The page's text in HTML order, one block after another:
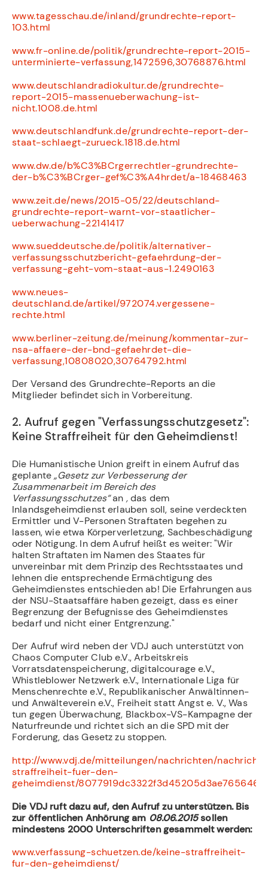
www.tagesschau.de/inland/grundrechte-report-
103.html
www.fr-online.de/politik/grundrechte-report-2015-
unterminierte-verfassung,1472596,30768876.html
www.deutschlandradiokultur.de/grundrechte-
report-2015-massenueberwachung-ist-
nicht.1008.de.html
www.deutschlandfunk.de/grundrechte-report-der-
staat-schlaegt-zurueck.1818.de.html
www.dw.de/b%C3%BCrgerrechtler-grundrechte-
der-b%C3%BCrger-gef%C3%A4hrdet/a-18468463
www.zeit.de/news/2015-05/22/deutschland-
grundrechte-report-warnt-vor-staatlicher-
ueberwachung-22141417
www.sueddeutsche.de/politik/alternativer-
verfassungsschutzbericht-gefaehrdung-der-
verfassung-geht-vom-staat-aus-1.2490163
www.neues-
deutschland.de/artikel/972074.vergessene-
rechte.html
www.berliner-zeitung.de/meinung/kommentar-zur-
nsa-affaere-der-bnd-gefaehrdet-die-
verfassung,10808020,30764792.html
Der Versand des Grundrechte-Reports an die
Mitglieder befindet sich in Vorbereitung.
2. Aufruf gegen "Verfassungsschutzgesetz":
Keine Straffreiheit für den Geheimdienst!
Die Humanistische Union greift in einem Aufruf das
geplante„Gesetz zur Verbesserung der
Zusammenarbeit im Bereich des
Verfassungsschutzes“an ,das dem
Inlandsgeheimdienst erlauben soll, seine verdeckten
Ermittler und V-Personen Straftaten begehen zu
lassen, wie etwa Körperverletzung, Sachbeschädigung
oder Nötigung. In dem Aufruf heißt es weiter: "Wir
halten Straftaten im Namen des Staates für
unvereinbar mit dem Prinzip des Rechtsstaates und
lehnen die entsprechende Ermächtigung des
Geheimdienstes entschieden ab! Die Erfahrungen aus
der NSU-Staatsaffäre haben gezeigt, dass es einer
Begrenzung der Befugnisse des Geheimdienstes
bedarf und nicht einer Entgrenzung."
Der Aufruf wird neben der VDJ auch unterstützt von
Chaos Computer Club e.V., Arbeitskreis
Vorratsdatenspeicherung, digitalcourage e.V.,
Whistleblower Netzwerk e.V., Internationale Liga für
Menschenrechte e.V., Republikanischer Anwältinnen-
und Anwälteverein e.V., Freiheit statt Angst e. V., Was
tun gegen Überwachung, Blackbox-VS-Kampagne der
Naturfreunde und richtet sich an die SPD mit der
Forderung, das Gesetz zu stoppen.
http://www.vdj.de/mitteilungen/nachrichten/
straffreiheit-fuer-den-
geheimdienst/8077919dc3322f3d45205d3ae7656466
Die VDJ ruft dazu auf, den Aufruf zu unterstützen. Bis
zur öffentlichen Anhörung am 08.06.2015sollen
mindestens 2000 Unterschriften gesammelt werden:
www.verfassung-schuetzen.de/keine-straffreiheit-
fur-den-geheimdienst/